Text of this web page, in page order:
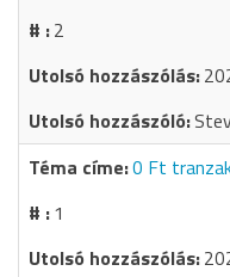
2
0 Ft
1